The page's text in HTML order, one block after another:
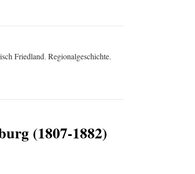
Friedland, Regionalgeschichte,
(1807-1882)